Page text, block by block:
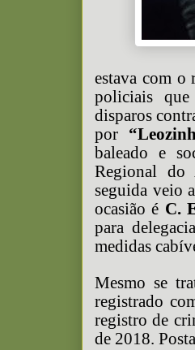
estava com o
policiais que
disparos
por
baleado e
Regional do
seguida veio
ocasião é C.
para
medidas
Mesmo se
registrado
registro de
de 2018.